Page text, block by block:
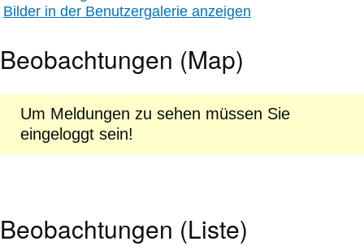
Bilder in der Benutzergalerie anzeigen
Beobachtungen (Map)
Um Meldungen zu sehen müssen Sie
eingeloggt sein!
Beobachtungen (Liste)